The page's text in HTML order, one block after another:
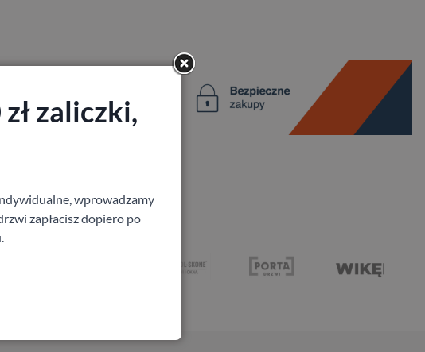
zaliczki,
wprowadzamy
zapłacisz dopiero po